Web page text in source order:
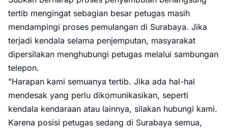
tertib mengingat sebagian besar petugas masih
mendampingi proses pemulangan di Surabaya. Jika
terjadi kendala selama penjemputan, masyarakat
dipersilakan menghubungi petugas melalui sambungan
telepon.
"Harapan kami semuanya tertib. Jika ada hal-hal
mendesak yang perlu dikomunikasikan, seperti
kendala kendaraan atau lainnya, silakan hubungi kami.
Karena posisi petugas sedang di Surabaya semua,